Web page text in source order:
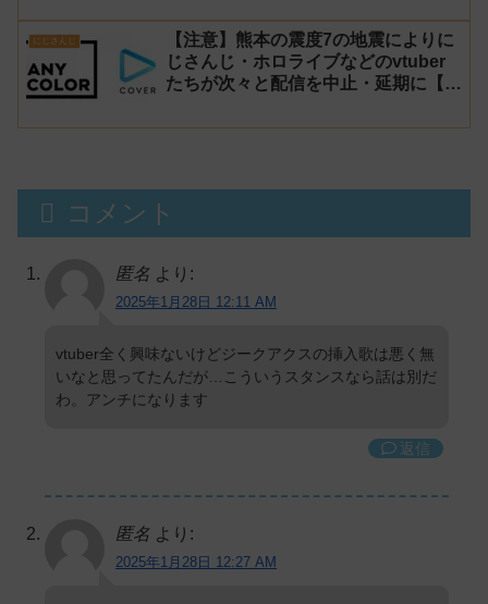
にじさんじ
【注意】熊本の震度7の地震によりに
じさんじ・ホロライブなどのvtuber
たちが次々と配信を中止・延期に【不
コメント
匿名 より:
2025年1月28日 12:11 AM
vtuber全く興味ないけどジークアクスの挿入歌は悪く無
いなと思ってたんだが…こういうスタンスなら話は別だ
わ。アンチになります
返信
匿名 より:
2025年1月28日 12:27 AM